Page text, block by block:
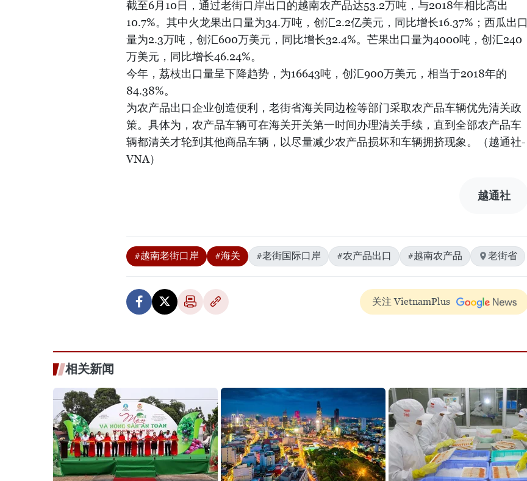
截至6月10日，通过老街口岸出口的越南农产品达53.2万吨，与2018年相比高出
10.7%。其中火龙果出口量为34.万吨，创汇2.2亿美元，同比增长16.37%；西瓜出口
量为2.3万吨，创汇600万美元，同比增长32.4%。芒果出口量为4000吨，创汇240
万美元，同比增长46.24%。
今年，荔枝出口量呈下降趋势，为16643吨，创汇900万美元，相当于2018年的
84.38%。
为农产品出口企业创造便利，老街省海关同边检等部门采取农产品车辆优先清关政
策。具体为，农产品车辆可在海关开关第一时间办理清关手续，直到全部农产品车
辆都清关才轮到其他商品车辆，以尽量减少农产品损坏和车辆拥挤现象。（越通社-
VNA）
越通社
#越南老街口岸 #海关 #老街国际口岸 #农产品出口 #越南农产品 老街省
关注 VietnamPlus
相关新闻